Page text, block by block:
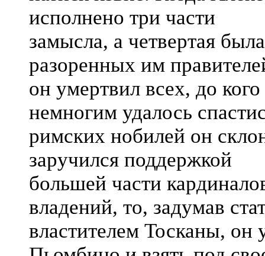
исполнено три части
замысла, а четвертая
разоренных им
он умертвил всех, до
немногим удалось
римских нобилей он
заручился поддержкой
большей части
владений, то, задумав
властителем Тосканы, он